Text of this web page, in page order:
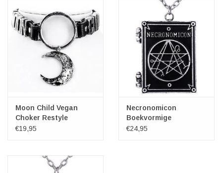
Moon Child Vegan
Choker Restyle
€19,95
Necronomicon
Boekvormige
medaillon Restyle
€24,95